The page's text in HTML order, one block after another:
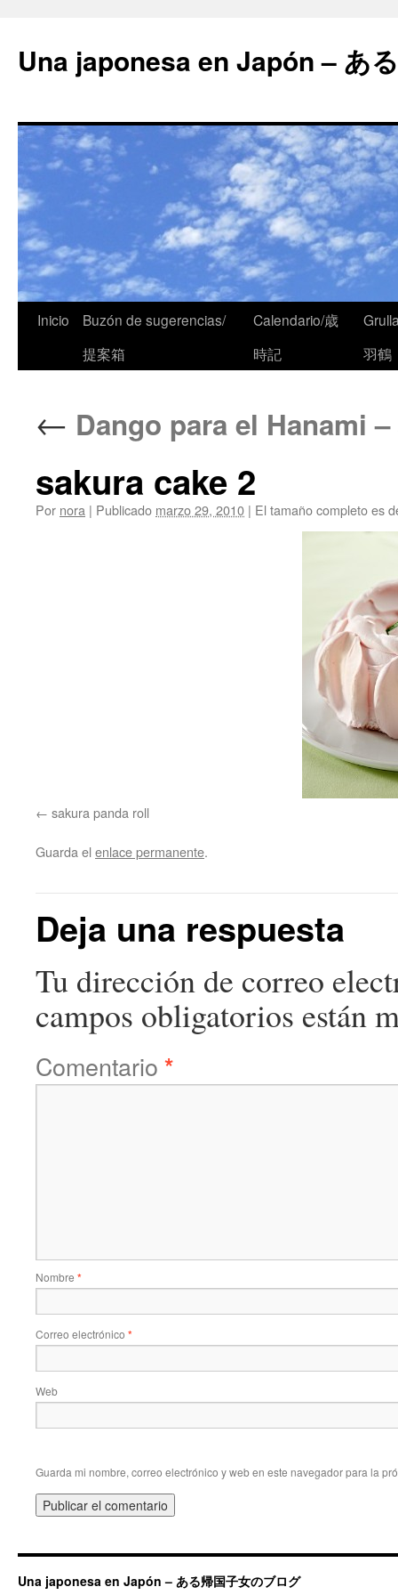
Una japonesa en Japón – あ
Inicio
Buzón de sugerencias/
提案箱
Calendario/歳
時記
羽鶴
← Dango para el Hanami
sakura cake 2
Por nora | Publicado marzo 29, 2010 | El tamaño completo es
sakura panda roll
Guarda el enlace permanente.
Deja una respuesta
Tu dirección de correo
campos obligatorios están
Comentario *
Nombre *
Correo electrónico *
Web
Guarda mi nombre, correo electrónico y web en este navegador para la
Una japonesa en Japón – ある帰国子女のブログ